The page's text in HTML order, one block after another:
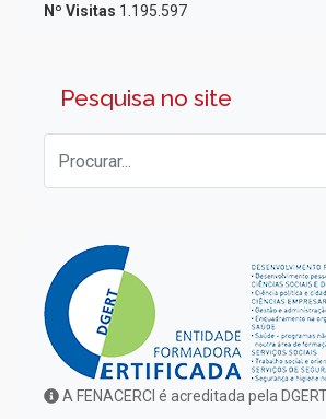
Nº Visitas 1.195.597
Pesquisa no site
A FENACERCI é acreditada pela